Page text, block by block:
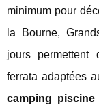
minimum pour
la Bourne,
jours permettent
ferrata adaptées
camping piscine